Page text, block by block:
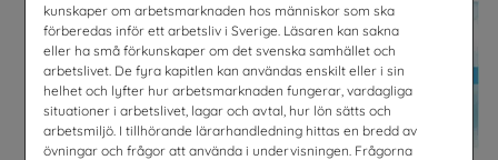
kunskaper om arbetsmarknaden hos människor som ska
förberedas inför ett arbetsliv i Sverige. Läsaren kan sakna
eller ha små förkunskaper om det svenska samhället och
arbetslivet. De fyra kapitlen kan användas enskilt eller i sin
helhet och lyfter hur arbetsmarknaden fungerar, vardagliga
situationer i arbetslivet, lagar och avtal, hur lön sätts och
arbetsmiljö. I tillhörande lärarhandledning hittas en bredd av
övningar och frågor att använda i undervisningen. Frågorna